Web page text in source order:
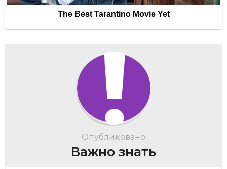
Опубликовано
Важно знать